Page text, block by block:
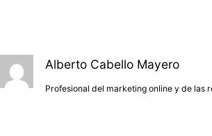
Alberto Cabello Mayero
Profesional del marketing online y de las